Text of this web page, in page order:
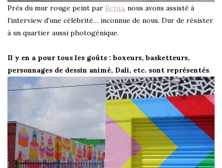
Près du mur rouge peint par Retna, nous avons assisté à
l’interview d’une célébrité… inconnue de nous. Dur de résister
à un quartier aussi photogénique.
Il y en a pour tous les goûts : boxeurs, basketteurs,
personnages de dessin animé, Dali, etc. sont représentés.